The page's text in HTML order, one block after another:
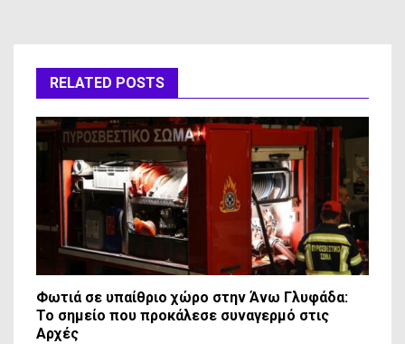
RELATED POSTS
Φωτιά σε υπαίθριο χώρο στην Άνω Γλυφάδα:
Το σημείο που προκάλεσε συναγερμό στις
Αρχές